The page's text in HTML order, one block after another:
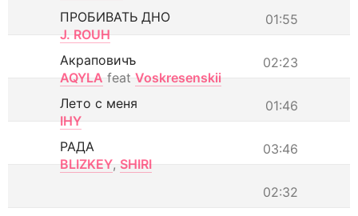
01:55
ПРОБИВАТЬ ДНО
J. ROUH
02:23
Акраповичъ
AQYLA feat Voskresenskii
01:46
Лето с меня
IHY
03:46
РАДА
BLIZKEY, SHIRI
02:32